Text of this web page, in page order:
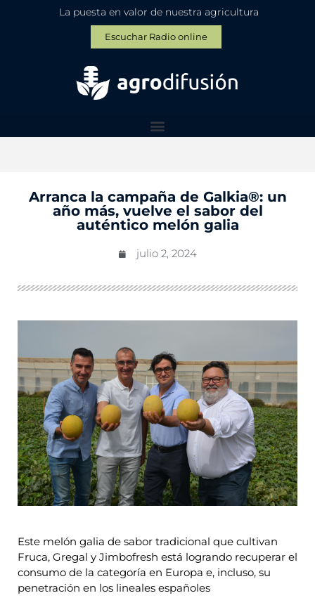
La puesta en valor de nuestra agricultura
Escuchar Radio online
Arranca la campaña de Galkia®: un
año más, vuelve el sabor del
auténtico melón galia
julio 2, 2024
Este melón galia de sabor tradicional que cultivan
Fruca, Gregal y Jimbofresh está logrando recuperar el
consumo de la categoría en Europa e, incluso, su
penetración en los lineales españoles